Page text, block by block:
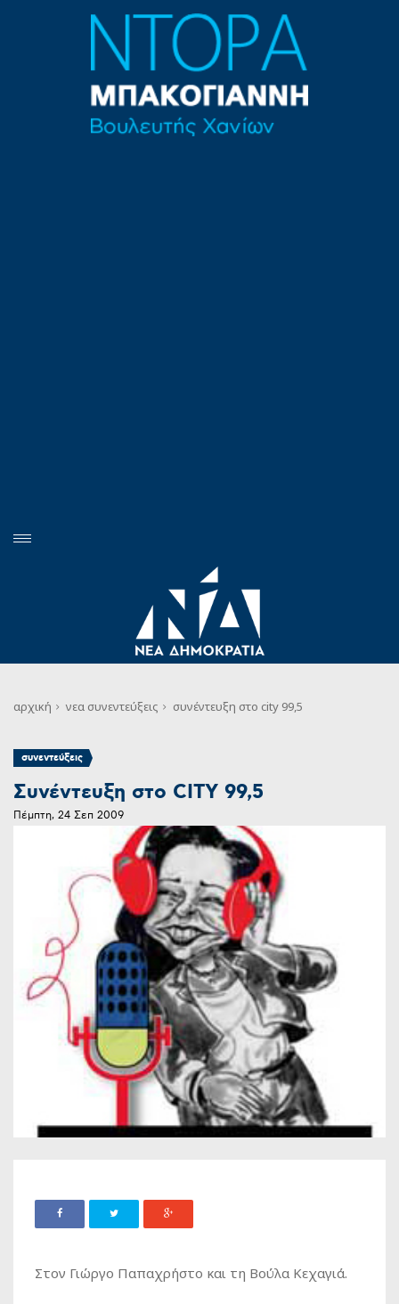
αρχική νεα συνεντεύξεις συνέντευξη στο city 99,5
συνεντεύξεις
Συνέντευξη στο CITY 99,5
Πέμπτη, 24 Σεπ 2009
Στον Γιώργο Παπαχρήστο και τη Βούλα Κεχαγιά.